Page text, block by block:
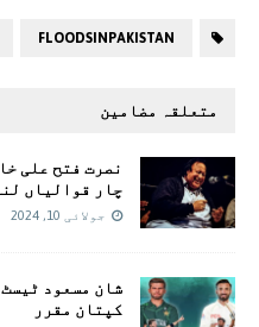
FLOODSINPAKISTAN
متعلقہ مضامین
چار قوالیاں
جولائی 10, 2024
کپتان مقرر